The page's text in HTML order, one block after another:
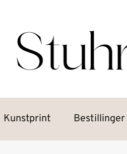
Kunstprint Bestillinger